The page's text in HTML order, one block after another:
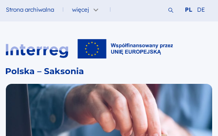
Fundusze dla
Strona archiwalna więcej Szukaj w
Zmień
PL Zmień
DE
Interreg PL-SN 2021-2027